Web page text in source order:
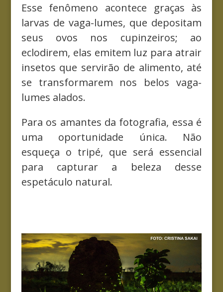
Esse fenômeno acontece graças às
larvas de vaga-lumes, que depositam
seus ovos nos cupinzeiros; ao
eclodirem, elas emitem luz para atrair
insetos que servirão de alimento, até
se transformarem nos belos vaga-
lumes alados.
Para os amantes da fotografia, essa é
uma oportunidade única. Não
esqueça o tripé, que será essencial
para capturar a beleza desse
espetáculo natural.